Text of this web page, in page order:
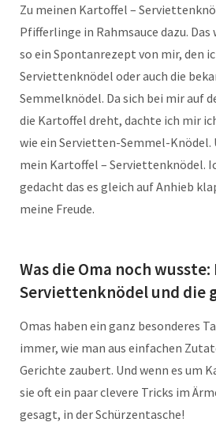
Zu meinen Kartoffel –
Pfifferlinge in Rahmsauce dazu.
so ein Spontanrezept von mir, den
Serviettenknödel oder auch die
Semmelknödel. Da sich bei mir auf
die Kartoffel dreht, dachte ich mir
wie ein Servietten-Semmel-Knödel.
mein Kartoffel – Serviettenknödel.
gedacht das es gleich auf Anhieb
meine Freude.
Was die Oma noch
Serviettenknödel und die
Omas haben ein ganz besonderes
immer, wie man aus einfachen
Gerichte zaubert. Und wenn es um
sie oft ein paar clevere Tricks im
gesagt, in der Schürzentasche!